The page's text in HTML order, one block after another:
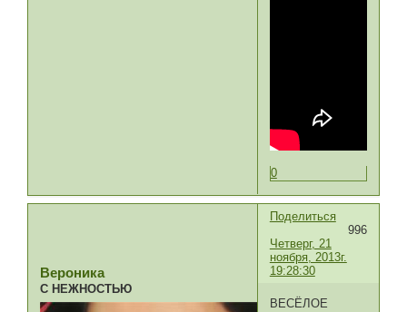
0
Поделиться
996
Четверг, 21
ноября, 2013г.
19:28:30
Вероника
С НЕЖНОСТЬЮ
ВЕСЁЛОЕ